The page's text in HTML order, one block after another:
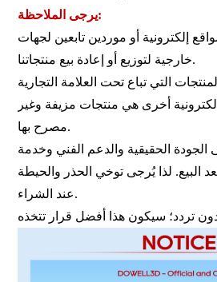
يرجى الملاحظة:
إلكترونية أو موردين تابعين لجهات
خارجية لتوزيع أو إعادة بيع منتجاتنا.
المنتجات التي تباع تحت العلامة التجارية "Dowell3D" على
أخرى هي منتجات مزيفة وغير
مصرح بها.
الجودة الحقيقية والدعم الفني وخدمة
عند الشراء.